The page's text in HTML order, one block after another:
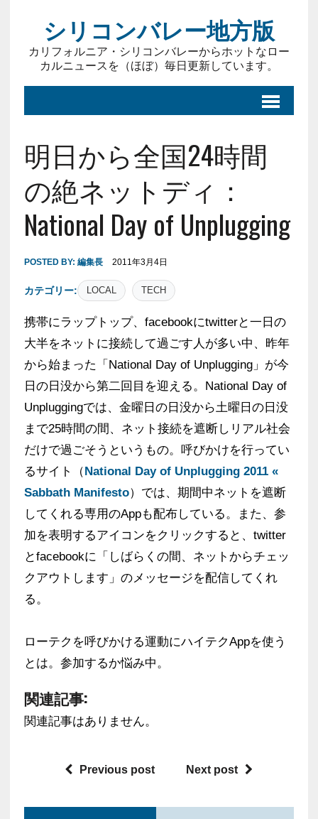
シリコンバレー地方版
カリフォルニア・シリコンバレーからホットなロー
カルニュースを（ほぼ）毎日更新しています。
明日から全国24時間
の絶ネットディ：
National Day of Unplugging
POSTED BY: 編集長 2011年3月4日
カテゴリー: LOCAL TECH
携帯にラップトップ、facebookにtwitterと一日の
大半をネットに接続して過ごす人が多い中、昨年
から始まった「National Day of Unplugging」が今
日の日没から第二回目を迎える。National Day of
Unpluggingでは、金曜日の日没から土曜日の日没
まで25時間の間、ネット接続を遮断しリアル社会
だけで過ごそうというもの。呼びかけを行ってい
るサイト（National Day of Unplugging 2011 «
Sabbath Manifesto）では、期間中ネットを遮断
してくれる専用のAppも配布している。また、参
加を表明するアイコンをクリックすると、twitter
とfacebookに「しばらくの間、ネットからチェッ
クアウトします」のメッセージを配信してくれ
る。
ローテクを呼びかける運動にハイテクAppを使う
とは。参加するか悩み中。
関連記事:
関連記事はありません。
Previous post Next post